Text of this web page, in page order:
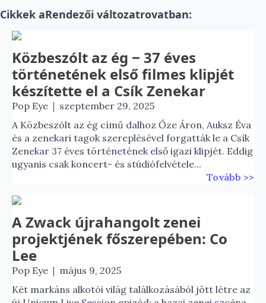
Cikkek aRendezői változatrovatban:
Közbeszólt az ég ‒ 37 éves
történetének első filmes klipjét
készítette el a Csík Zenekar
Pop Eye | szeptember 29, 2025
A Közbeszólt az ég című dalhoz Őze Áron, Auksz Éva
és a zenekari tagok szereplésével forgatták le a Csík
Zenekar 37 éves történetének első igazi klipjét. Eddig
ugyanis csak koncert- és stúdiófelvétele...
Tovább >>
A Zwack újrahangolt zenei
projektjének főszerepében: Co
Lee
Pop Eye | május 9, 2025
Két markáns alkotói világ találkozásából jött létre az